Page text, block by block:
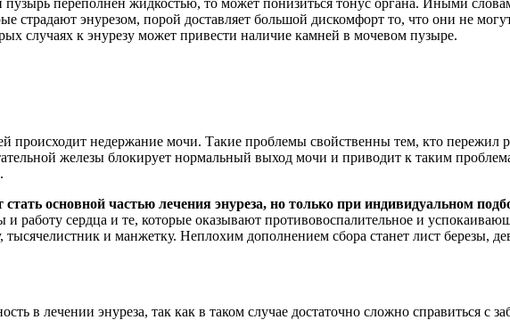
страдают энурезом, порой доставляет большой дискомфорт то, что они не
случаях к энурезу может привести наличие камней в мочевом пузыре.
происходит недержание мочи. Такие проблемы свойственны тем, кто пережил
железы блокирует нормальный выход мочи и приводит к таким
основной частью лечения энуреза, но только при индивидуальном
и работу сердца и те, которые оказывают противовоспалительное и
тысячелистник и манжетку. Неплохим дополнением сбора станет лист березы,
в лечении энуреза, так как в таком случае достаточно сложно справиться с